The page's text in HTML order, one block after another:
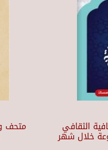
الثقافي
خلال شهر